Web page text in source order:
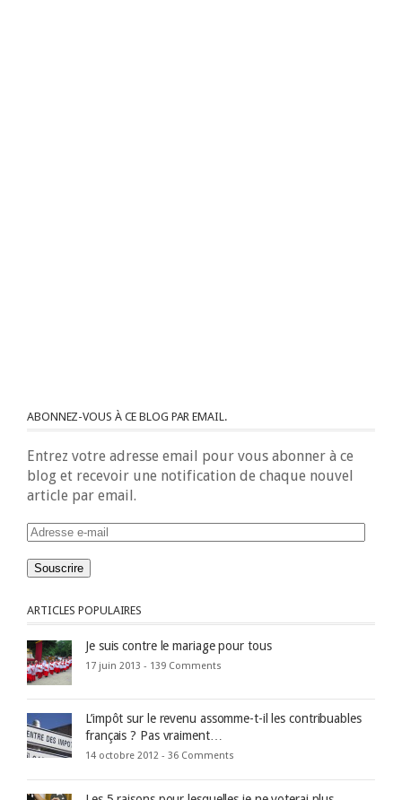
ABONNEZ-VOUS À CE BLOG PAR EMAIL.
Entrez votre adresse email pour vous abonner à ce
blog et recevoir une notification de chaque nouvel
article par email.
Adresse
mail
ARTICLES POPULAIRES
Je suis contre le mariage pour tous
17 juin 2013 - 139 Comments
L’impôt sur le revenu assomme-t-il les contribuables
français ? Pas vraiment…
14 octobre 2012 - 36 Comments